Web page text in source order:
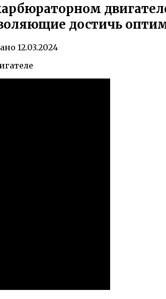
достичь
12.03.2024